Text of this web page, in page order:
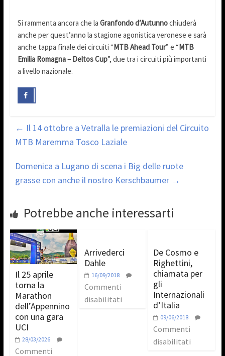
Si rammenta ancora che la Granfondo d’Autunnochiuderà
anche per quest’anno la stagione agonistica veronese e sarà
anche tappa finale dei circuiti “MTB Ahead Tour” e “MTB
Emilia Romagna – Deltos Cup”, due tra i circuiti più importanti
a livello nazionale.
← Il 14 ottobre a Vetralla le premiazioni del Circuito
MTB Maremma Tosco Laziale
Domenica a Lugano di scena i Big delle ruote
grasse con anche il nostro Kerschbaumer →
Potrebbe anche interessarti
Il 25 aprile
torna la
Marathon
dell’Appennino
con una gara
UCI
28/03/2026
Commenti
Arrivederci
Dahle
16/09/2018
Commenti
disabilitati
De Cosmo e
Righettini,
chiamata per
gli
Internazionali
d’Italia
09/06/2018
Commenti
disabilitati